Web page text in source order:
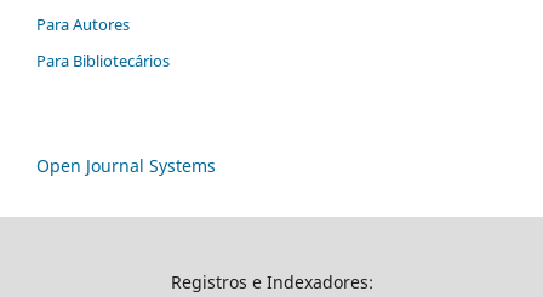
Para Autores
Para Bibliotecários
Open Journal Systems
Registros e Indexadores: